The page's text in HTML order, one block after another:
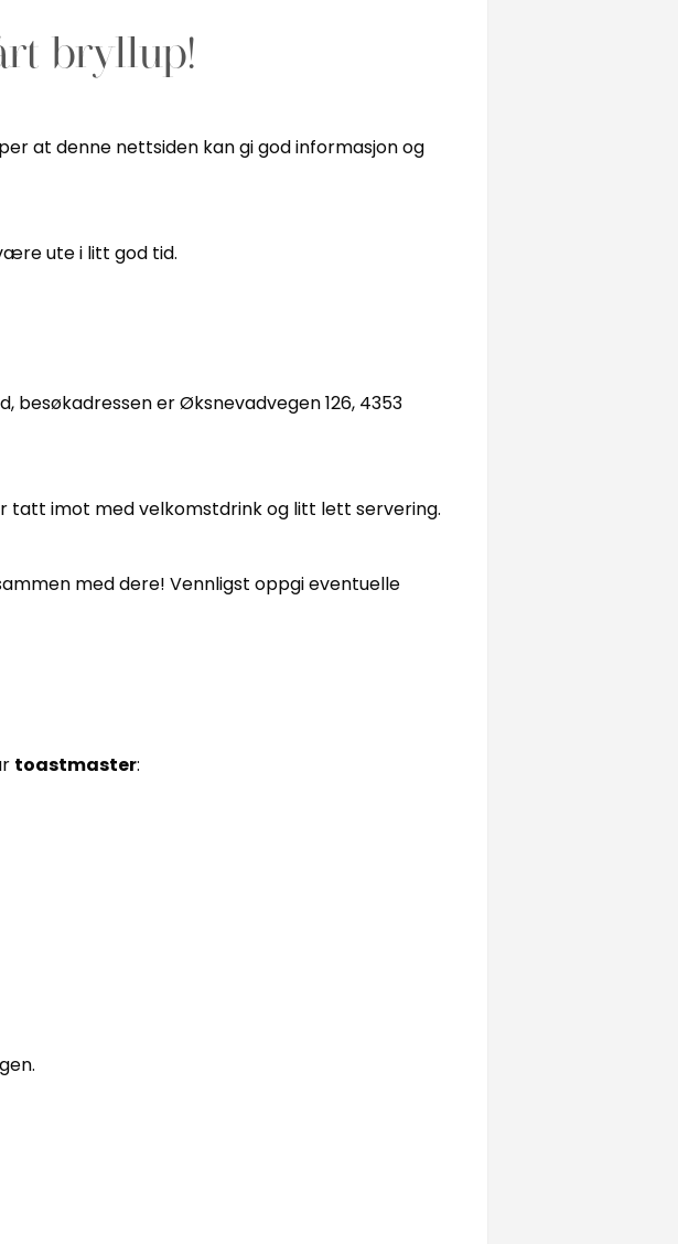
bryllup!
at denne nettsiden kan gi god informasjon og
ute i litt god tid.
er Øksnevadvegen 126, 4353
tatt imot med velkomstdrink og litt lett servering.
med dere! Vennligst oppgi eventuelle
toastmaster: